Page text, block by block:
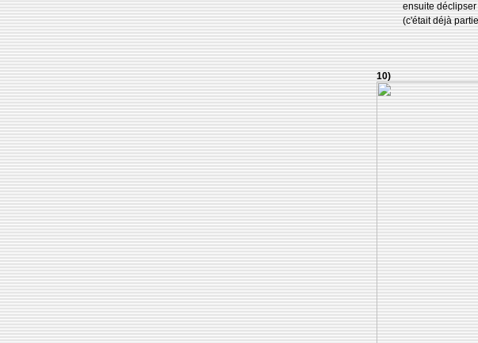
ensuite
(c'était déjà
10)